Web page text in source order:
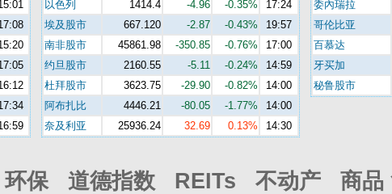
以色列
1414.4 -4.96 -0.35%
17:24
埃及股市
667.120 -2.87 -0.43%
19:57
南非股市
45861.98 -350.85 -0.76%
17:00
约旦股市
2160.55 -5.11 -0.24%
14:59
杜拜股市
3623.75 -29.90 -0.82%
14:00
阿布扎比
4446.21 -80.05 -1.77%
14:00
奈及利亚
25936.24 32.69 0.13% 14:30
委內瑞拉
哥伦比亚
百慕达
牙买加
秘鲁股市
保 道德指数 REITs 不动产 商品